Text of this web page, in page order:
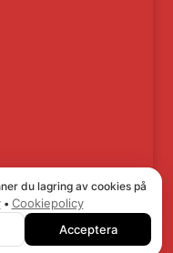
du lagring av cookies på
• Cookiepolicy
Acceptera